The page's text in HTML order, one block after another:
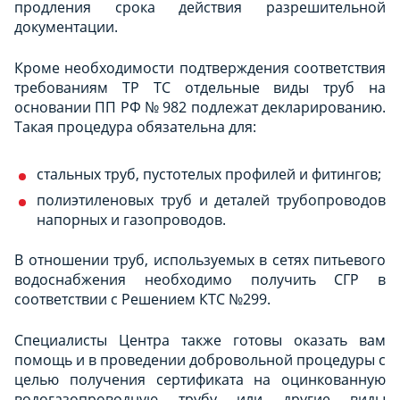
продления срока действия разрешительной
документации.
Кроме необходимости подтверждения соответствия
требованиям ТР ТС отдельные виды труб на
основании ПП РФ № 982 подлежат декларированию.
Такая процедура обязательна для:
стальных труб, пустотелых профилей и фитингов;
полиэтиленовых труб и деталей трубопроводов
напорных и газопроводов.
В отношении труб, используемых в сетях питьевого
водоснабжения необходимо получить СГР в
соответствии с Решением КТС №299.
Специалисты Центра также готовы оказать вам
помощь и в проведении добровольной процедуры с
целью получения сертификата на оцинкованную